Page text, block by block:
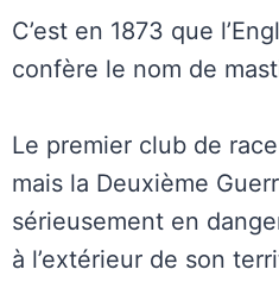
C’est en 1873 que
confère le nom de
Le premier club de
mais la Deuxième
sérieusement en
à l’extérieur de son